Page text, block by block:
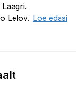
Lelov. Loe edasi